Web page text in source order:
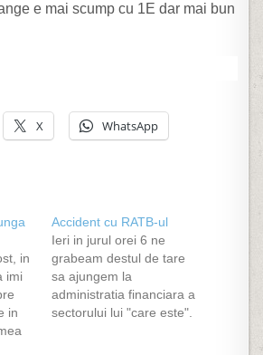
e mai scump cu 1E dar mai bun
X WhatsApp
in
imi
in
Accident cu RATB-ul
Ieri in jurul orei 6 ne
grabeam destul de tare
sa ajungem la
administratia financiara a
sectorului lui "care este".